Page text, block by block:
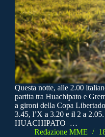
Questa notte, alle 2.00
partita tra Huachipato e
a gironi della Copa
3.45, l’X a 3.20 e il 2 a
HUACHIPATO–…
Redazione MME